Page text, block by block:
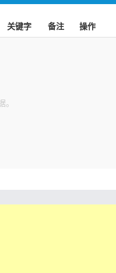
关键字 备注 操作